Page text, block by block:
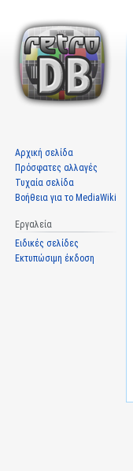
Αρχική σελίδα
Πρόσφατες αλλαγές
Τυχαία σελίδα
Βοήθεια για το MediaWiki
Εργαλεία
Ειδικές σελίδες
Εκτυπώσιμη έκδοση